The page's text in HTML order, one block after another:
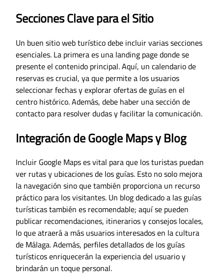
Secciones Clave para el Sitio
Un buen sitio web turístico debe incluir varias secciones
esenciales. La primera es una landing page donde se
presente el contenido principal. Aquí, un calendario de
reservas es crucial, ya que permite a los usuarios
seleccionar fechas y explorar ofertas de guías en el
centro histórico. Además, debe haber una sección de
contacto para resolver dudas y facilitar la comunicación.
Integración de Google Maps y Blog
Incluir Google Maps es vital para que los turistas puedan
ver rutas y ubicaciones de los guías. Esto no solo mejora
la navegación sino que también proporciona un recurso
práctico para los visitantes. Un blog dedicado a las guías
turísticas también es recomendable; aquí se pueden
publicar recomendaciones, itinerarios y consejos locales,
lo que atraerá a más usuarios interesados en la cultura
de Málaga. Además, perfiles detallados de los guías
turísticos enriquecerán la experiencia del usuario y
brindarán un toque personal.